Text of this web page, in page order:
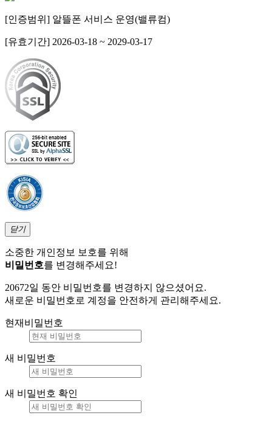
[인증범위] 알뜰폰 서비스 운영(밸류컴)
[유효기간] 2026-03-18 ~ 2029-03-17
닫기
소중한 개인정보 보호를 위해
비밀번호를 변경해주세요!
20672일 동안 비밀번호를 변경하지 않으셨어요.
새로운 비밀번호로 계정을 안전하게 관리해주세요.
현재비밀번호
새 비밀번호
새 비밀번호 확인